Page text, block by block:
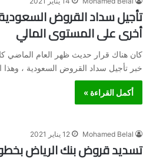
تأجيل سداد القروض
أخرى على المستوى المالي
كان هناك قرار حديث ظهر العام الماضي
خبر تأجيل سداد القروض السعودية ، وهذا
أكمل القراءة »
Mohamed Belal 12 يناير 2021
تسديد قروض بنك الرياض